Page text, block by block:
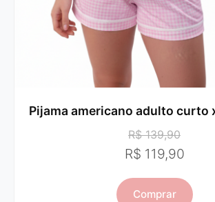
Pijama americano adulto curto
R$ 139,90
R$ 119,90
Comprar